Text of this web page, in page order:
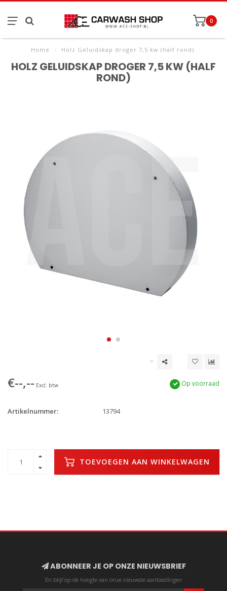
0
Home / Holz Geluidskap droger 7,5 kw (half rond)
HOLZ GELUIDSKAP DROGER 7,5 KW (HALF
ROND)
€--,-- Excl. btw Op voorraad
Artikelnummer: 13794
TOEVOEGEN AAN WINKELWAGEN
ABONNEER JE OP ONZE NIEUWSBRIEF
En blijf op de hoogte van onze nieuwste aanbiedingen